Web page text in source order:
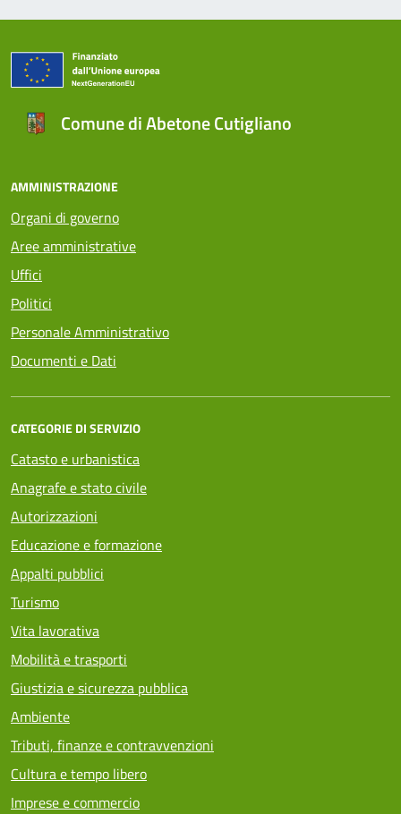
Comune di Abetone Cutigliano
AMMINISTRAZIONE
Organi di governo
Aree amministrative
Uffici
Politici
Personale Amministrativo
Documenti e Dati
CATEGORIE DI SERVIZIO
Catasto e urbanistica
Anagrafe e stato civile
Autorizzazioni
Educazione e formazione
Appalti pubblici
Turismo
Vita lavorativa
Mobilità e trasporti
Giustizia e sicurezza pubblica
Ambiente
Tributi, finanze e contravvenzioni
Cultura e tempo libero
Imprese e commercio